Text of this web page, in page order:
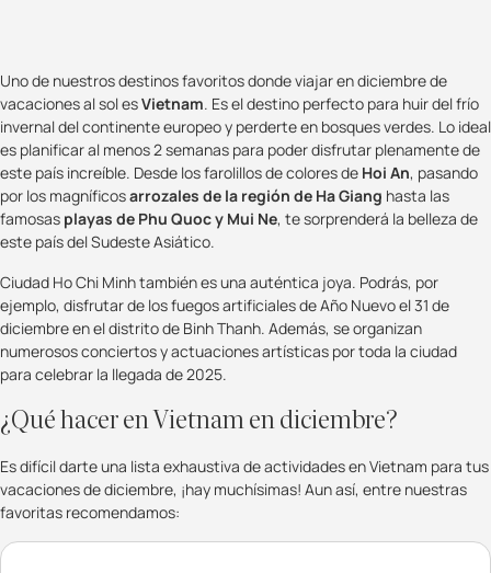
Uno de nuestros destinos favoritos donde viajar en diciembre de
vacaciones al sol esVietnam. Es el destino perfecto para huir del frío
invernal del continente europeo y perderte en bosques verdes. Lo ideal
es planificar al menos 2 semanas para poder disfrutar plenamente de
este país increíble. Desde los farolillos de colores de Hoi An, pasando
por los magníficosarrozales de la región de Ha Giang hasta las
famosas playas de Phu Quoc y Mui Ne, te sorprenderá la belleza de
este país del Sudeste Asiático.
Ciudad Ho Chi Minh también es una auténtica joya. Podrás, por
ejemplo, disfrutar de los fuegos artificiales de Año Nuevo el 31 de
diciembre en el distrito de Binh Thanh. Además, se organizan
numerosos conciertos y actuaciones artísticas por toda la ciudad
para celebrar la llegada de 2025.
¿Qué hacer en Vietnam en diciembre?
Es difícil darte una lista exhaustiva de actividades en Vietnam para tus
vacaciones de diciembre, ¡hay muchísimas! Aun así, entre nuestras
favoritas recomendamos: